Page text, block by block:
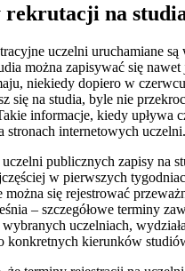
na
uczelni uruchamiane
można zapisywać się
niekiedy dopiero w
się na studia, byle nie
informacje, kiedy upływa
stronach internetowych uczelni.
publicznych zapisy na
w pierwszych
można się rejestrować
– szczegółowe terminy
wybranych uczelniach,
konkretnych kierunków